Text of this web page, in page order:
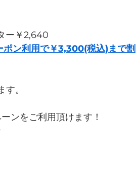
ー￥2,640
ポン利用で￥3,300(税込)まで割
。
ンをご利用頂けます！